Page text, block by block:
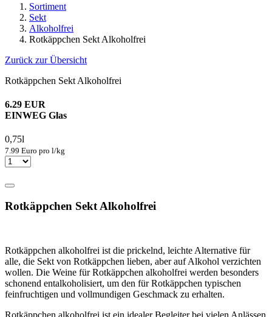
Sortiment
Sekt
Alkoholfrei
Rotkäppchen Sekt Alkoholfrei
Zurück zur Übersicht
Rotkäppchen Sekt Alkoholfrei
6.29 EUR
EINWEG Glas
0,75l
7.99 Euro pro l/kg
Rotkäppchen Sekt Alkoholfrei
Rotkäppchen alkoholfrei ist die prickelnd, leichte Alternative für
alle, die Sekt von Rotkäppchen lieben, aber auf Alkohol verzichten
wollen. Die Weine für Rotkäppchen alkoholfrei werden besonders
schonend entalkoholisiert, um den für Rotkäppchen typischen
feinfruchtigen und vollmundigen Geschmack zu erhalten.
Rotkäppchen alkoholfrei ist ein idealer Begleiter bei vielen Anlässen